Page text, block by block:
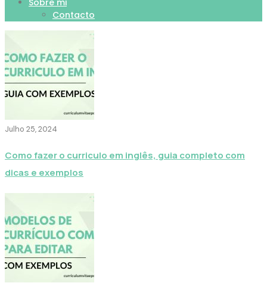
Sobre mi
Contacto
Julho 25, 2024
Como fazer o curriculo em inglês, guia completo com
dicas e exemplos